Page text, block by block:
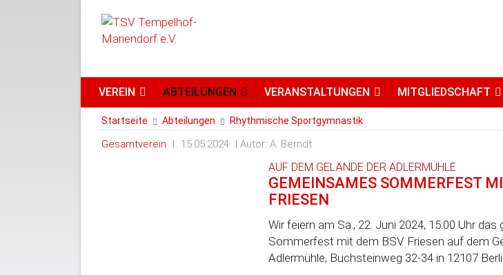
VEREIN ABTEILUNGEN VERANSTALTUNGEN MITGLIEDSCHAFT
RHYTHMISCHE SPORTGYMNASTIK
Startseite Abteilungen Rhythmische Sportgymnastik
Gesamtverein | 15.05.2024 | Autor: A. Berndt
AUF DEM GELÄNDE DER ADLERMÜHLE
GEMEINSAMES SOMMERFEST
FRIESEN
Wir feiern am Sa., 22. Juni 2024, 15:00 Uhr
Sommerfest mit dem BSV Friesen auf dem
Adlermühle, Buchsteinweg 32-34 in 12107